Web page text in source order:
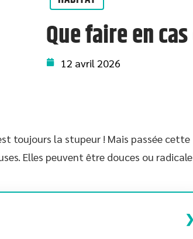
Que faire en
12 avril 2026
toujours la stupeur ! Mais passée cette
Elles peuvent être douces ou